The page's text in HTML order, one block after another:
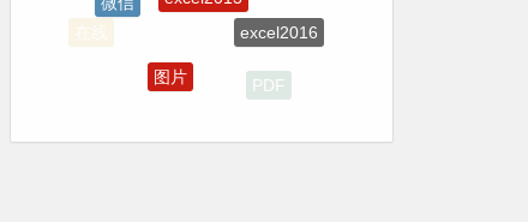
在线
excel2016
PDF